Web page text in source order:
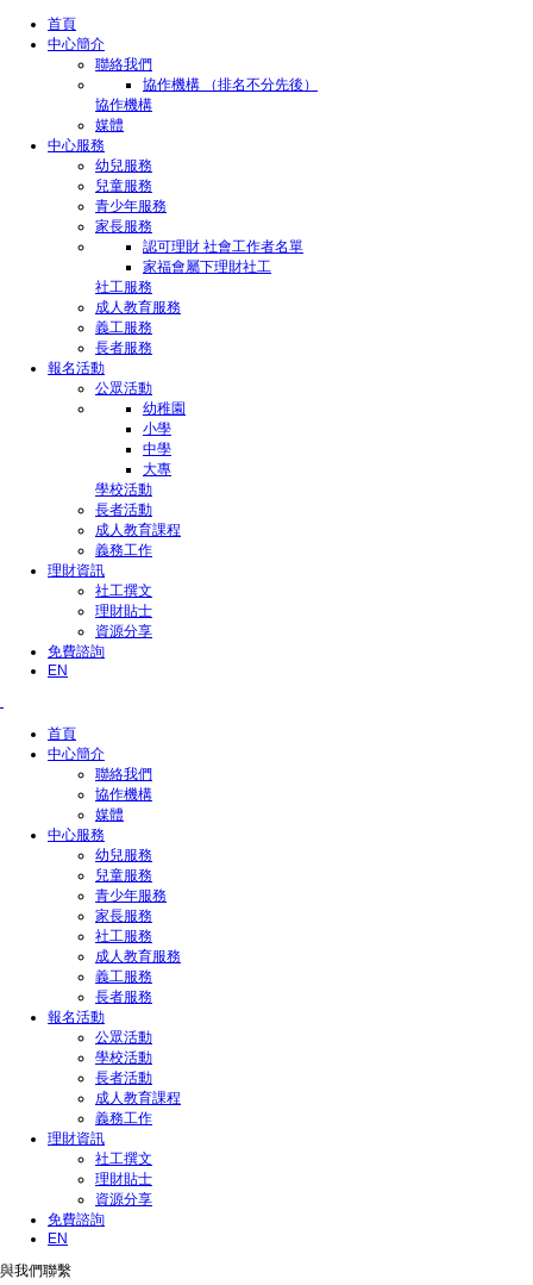
首頁
中心簡介
聯絡我們
協作機構 （排名不分先後）
協作機構
媒體
中心服務
幼兒服務
兒童服務
青少年服務
家長服務
認可理財 社會工作者名單
家福會屬下理財社工
社工服務
成人教育服務
義工服務
長者服務
報名活動
公眾活動
幼稚園
小學
中學
大專
學校活動
長者活動
成人教育課程
義務工作
理財資訊
社工撰文
理財貼士
資源分享
免費諮詢
EN
首頁
中心簡介
聯絡我們
協作機構
媒體
中心服務
幼兒服務
兒童服務
青少年服務
家長服務
社工服務
成人教育服務
義工服務
長者服務
報名活動
公眾活動
學校活動
長者活動
成人教育課程
義務工作
理財資訊
社工撰文
理財貼士
資源分享
免費諮詢
EN
與我們聯繫